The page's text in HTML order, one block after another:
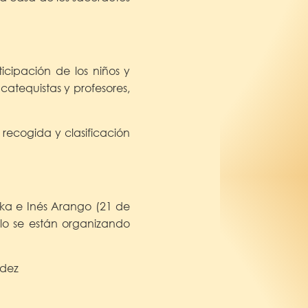
de los niños y
y profesores,
y clasificación
e Inés Arango (21 de
se están organizando